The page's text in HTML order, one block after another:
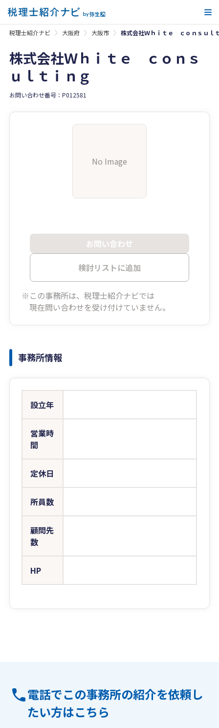
税理士紹介ナビ 大阪府 大阪市 株式会社Ｗｈｉｔｅ ｃｏｎｓｕｌ
株式会社Ｗｈｉｔｅ ｃｏｎｓ
ｕｌｔｉｎｇ
お問い合わせ番号：P012581
No Image
お問い合わせ
検討リストに追加
※この事務所は、税理士紹介ナビでは
現在問い合わせを受け付けていません。
事務所情報
設立年
営業時
間
定休日
所員数
顧問先
数
HP
電話でこの事務所の紹介を依頼し
たい方はこちら